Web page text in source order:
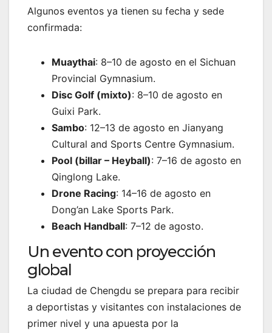
Algunos eventos ya tienen su fecha y sede
confirmada:
Muaythai: 8–10 de agosto en el Sichuan
Provincial Gymnasium.
Disc Golf (mixto): 8–10 de agosto en
Guixi Park.
Sambo: 12–13 de agosto en Jianyang
Cultural and Sports Centre Gymnasium.
Pool (billar – Heyball): 7–16 de agosto en
Qinglong Lake.
Drone Racing: 14–16 de agosto en
Dong’an Lake Sports Park.
Beach Handball: 7–12 de agosto.
Un evento con proyección
global
La ciudad de Chengdu se prepara para recibir
a deportistas y visitantes con instalaciones de
primer nivel y una apuesta por la